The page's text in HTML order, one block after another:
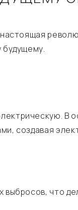
будущему.
создавая
что